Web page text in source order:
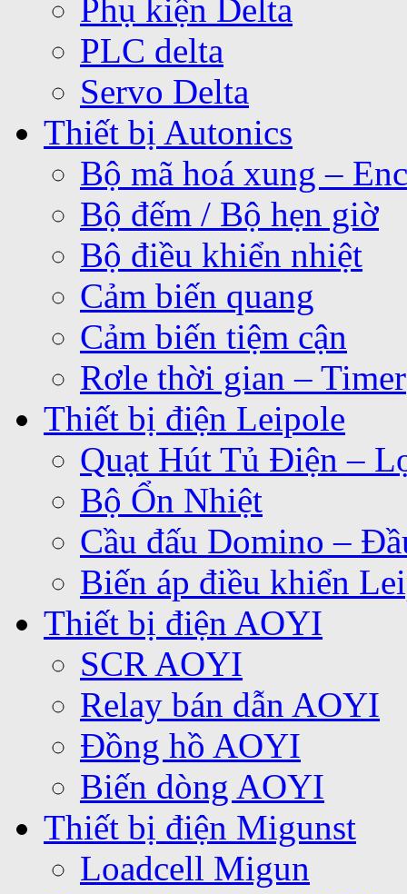
Phụ kiện Delta
PLC delta
Servo Delta
Thiết bị Autonics
Bộ mã hoá xung –
Bộ đếm / Bộ hẹn giờ
Bộ điều khiển nhiệt
Cảm biến quang
Cảm biến tiệm cận
Rơle thời gian – Timer
Thiết bị điện Leipole
Quạt Hút Tủ Điện –
Bộ Ổn Nhiệt
Cầu đấu Domino –
Biến áp điều khiển
Thiết bị điện AOYI
SCR AOYI
Relay bán dẫn AOYI
Đồng hồ AOYI
Biến dòng AOYI
Thiết bị điện Migunst
Loadcell Migun